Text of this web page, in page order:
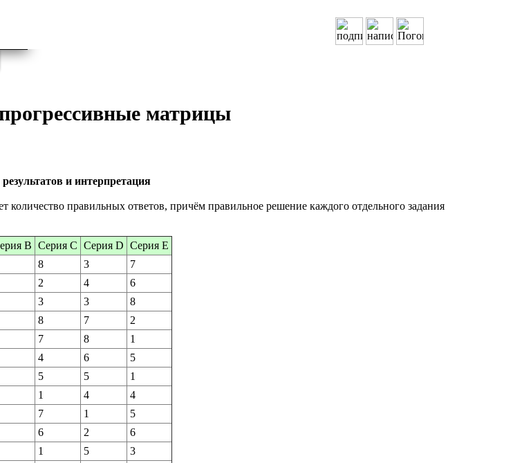
матрицы
и интерпретация
правильных ответов, причём правильное решение каждого отдельного задания
В Серия С Серия D Серия Е
8 3
7
2 4
6
3 3
8
8 7
2
7 8
1
4 6
5
5 5
1
1 4
4
7 1
5
6 2
6
1 5
3